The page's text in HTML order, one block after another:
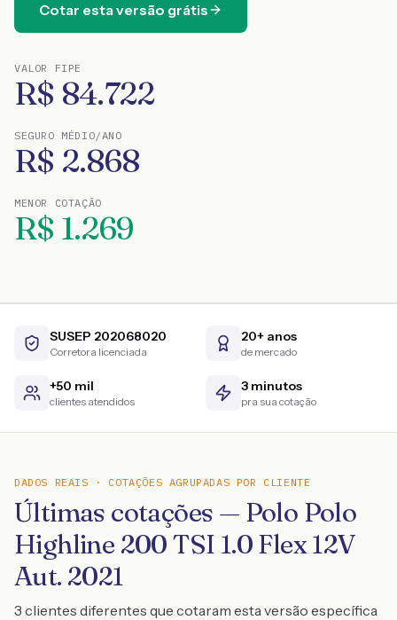
Cotar esta versão grátis
VALOR FIPE
R$ 84.722
SEGURO MÉDIO/ANO
R$ 2.868
MENOR COTAÇÃO
R$ 1.269
SUSEP 202068020
Corretora licenciada
20+ anos
de mercado
+50 mil
clientes atendidos
3 minutos
pra sua cotação
DADOS REAIS · COTAÇÕES AGRUPADAS POR CLIENTE
Últimas cotações — Polo Polo
Highline 200 TSI 1.0 Flex 12V
Aut. 2021
3 clientes diferentes que cotaram esta versão específica